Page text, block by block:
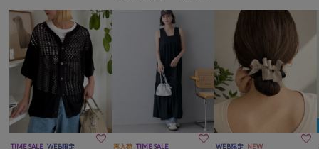
TIME SALE WEB限定  再入荷 TIME SALE  WEB限定 NEW 